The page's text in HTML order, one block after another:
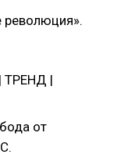
революция».
ТРЕНД |
от